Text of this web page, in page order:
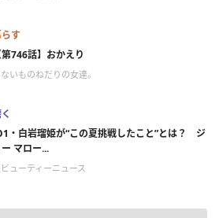
す
第746話】おかえり
いものねだりの女達。
・白岩瑠姫が“この夏挑戦したこと”とは？ ジ
ー マロー...
ビューティーニュース